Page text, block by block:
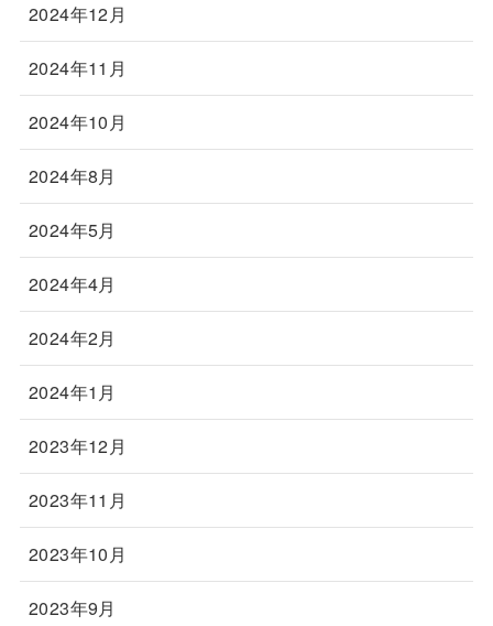
2024年12月
2024年11月
2024年10月
2024年8月
2024年5月
2024年4月
2024年2月
2024年1月
2023年12月
2023年11月
2023年10月
2023年9月